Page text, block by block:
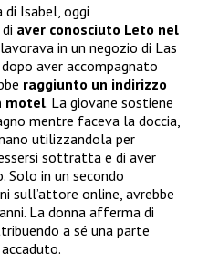
di Isabel, oggi
aver conosciuto Leto nel
in un negozio di Las
aver accompagnato
raggiunto un indirizzo
motel. La giovane sostiene
mentre faceva la doccia,
utilizzandola per
sottratta e di aver
Solo in un secondo
sull’attore online, avrebbe
La donna afferma di
a sé una parte